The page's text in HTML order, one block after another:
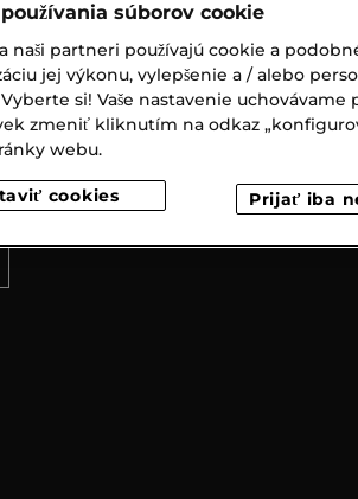
súborov cookie
naši partneri používajú cookie a
jej výkonu, vylepšenie a / alebo
si! Vaše nastavenie
zmeniť kliknutím na odkaz
webu.
cookies Prijať iba